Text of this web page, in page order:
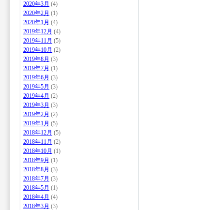
2020年3月 (4)
2020年2月 (1)
2020年1月 (4)
2019年12月 (4)
2019年11月 (5)
2019年10月 (2)
2019年8月 (3)
2019年7月 (1)
2019年6月 (3)
2019年5月 (3)
2019年4月 (2)
2019年3月 (3)
2019年2月 (2)
2019年1月 (5)
2018年12月 (5)
2018年11月 (2)
2018年10月 (1)
2018年9月 (1)
2018年8月 (3)
2018年7月 (3)
2018年5月 (1)
2018年4月 (4)
2018年3月 (3)